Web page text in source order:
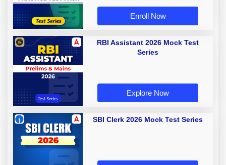
Enroll Now
RBI Assistant 2026 Mock Test
Series
Explore Now
SBI Clerk 2026 Mock Test Series